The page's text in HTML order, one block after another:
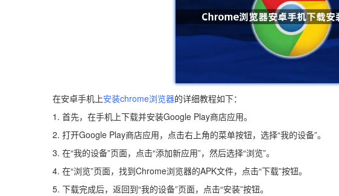
在安卓手机上安装chrome浏览器的详细教程如下：
1. 首先，在手机上下载并安装Google Play商店应用。
2. 打开Google Play商店应用，点击右上角的菜单按钮，选择“我的设备”。
3. 在“我的设备”页面，点击“添加新应用”，然后选择“浏览”。
4. 在“浏览”页面，找到Chrome浏览器的APK文件，点击“下载”按钮。
5. 下载完成后，返回到“我的设备”页面，点击“安装”按钮。